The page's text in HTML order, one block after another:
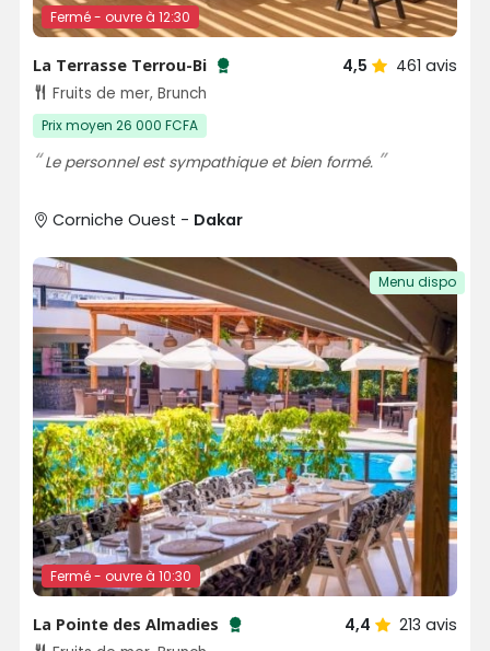
Fermé - ouvre à 12:30
La Terrasse Terrou-Bi
Testé et approuvé par SénéGuide
4,5 461 avis
Fruits de mer, Brunch
Prix moyen 26 000 FCFA
Le personnel est sympathique et bien formé.
Corniche Ouest - Dakar
Fermé - ouvre à 10:30
Menu dispo
La Pointe des Almadies
Testé et approuvé par SénéGuide
4,4 213 avis